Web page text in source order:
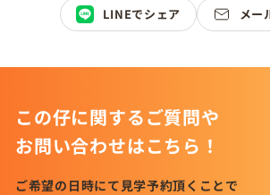
LINEでシェア メー
この仔に関するご質問や
お問い合わせはこちら！
ご希望の日時にて見学予約頂くことで